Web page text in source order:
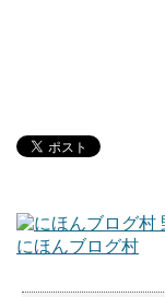
にほんブログ村